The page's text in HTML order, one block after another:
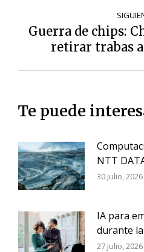
Guerra de chips:
retirar trabas
Te puede
NTT
30 julio, 2026
IA para
durante
27 julio, 2026